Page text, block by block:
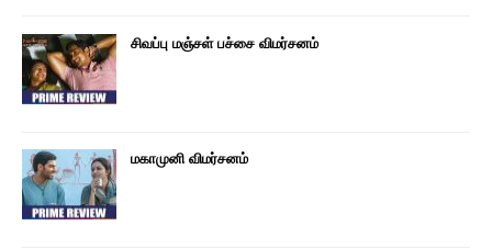
சிவப்பு மஞ்சள் பச்சை விமர்சனம்
மகாமுனி விமர்சனம்